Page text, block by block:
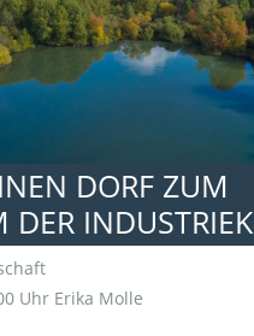
DORF ZUM
DER
Uhr Erika Molle